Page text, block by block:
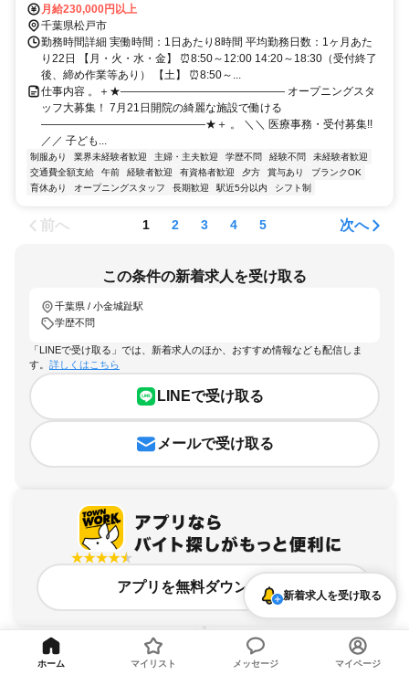
月給230,000円以上
千葉県松戸市
勤務時間詳細 実働時間：1日あたり8時間 平均勤務日数：1ヶ月あた
り22日 【月・火・水・金】 ⏰8:50～12:00 14:20～18:30（受付終了
後、締め作業等あり） 【土】 ⏰8:50～...
仕事内容 。＋★――――――――――――――― オープニングスタ
ッフ大募集！ 7月21日開院の綺麗な施設で働ける
―――――――――――――――★＋ 。 ＼＼ 医療事務・受付募集!!
／／ 子ども...
制服あり 業界未経験者歓迎 主婦・主夫歓迎 学歴不問 経験不問
未経験者歓迎
交通費全額支給
午前 経験者歓迎 有資格者歓迎 夕方 賞与あり
ブランクOK
育休あり
オープニングスタッフ 長期歓迎 駅近5分以内 シフト制
前へ 1 2 3 4 5 次へ
この条件の新着求人を受け取る
千葉県 / 小金城趾駅
学歴不問
「LINEで受け取る」では、新着求人のほか、おすすめ情報なども配信しま
す。 詳しくはこちら
LINEで受け取る
メールで受け取る
アプリを無料ダウンロード
新着求人を受け取る
ホーム マイリスト メッセージ マイページ